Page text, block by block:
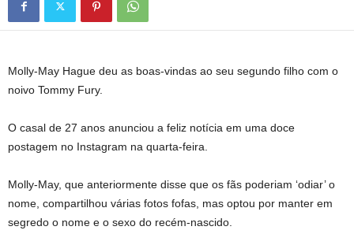
Molly-May Hague deu as boas-vindas ao seu segundo filho com o
noivo Tommy Fury.
O casal de 27 anos anunciou a feliz notícia em uma doce
postagem no Instagram na quarta-feira.
Molly-May, que anteriormente disse que os fãs poderiam ‘odiar’ o
nome, compartilhou várias fotos fofas, mas optou por manter em
segredo o nome e o sexo do recém-nascido.